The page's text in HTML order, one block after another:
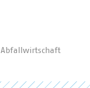
Abfallwirtschaft